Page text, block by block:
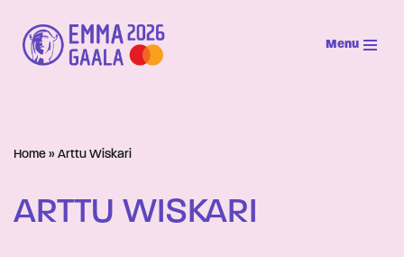
Siirry
suoraan
Menu
Home » Arttu Wiskari
ARTTU WISKARI